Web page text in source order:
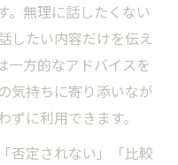
。無理に話したくない
したい内容だけを伝え
一方的なアドバイスを
気持ちに寄り添いなが
に利用できます。
否定されない」「比較